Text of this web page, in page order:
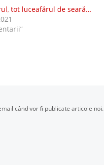
tot luceafărul de seară…
când vor fi publicate articole noi.